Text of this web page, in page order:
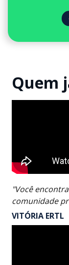
Quem
"Você
comunidade
VITÓRIA ERTL